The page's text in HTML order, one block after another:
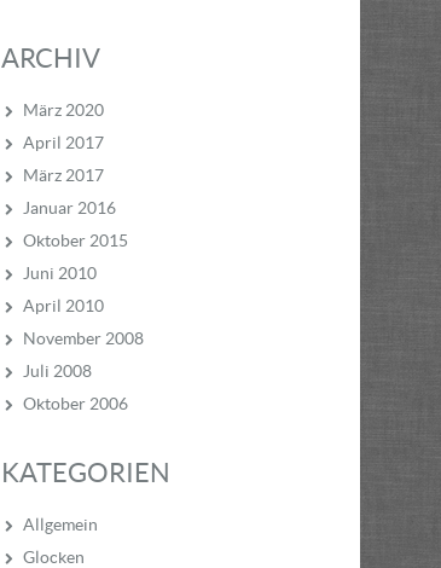
ARCHIV
März 2020
April 2017
März 2017
Januar 2016
Oktober 2015
Juni 2010
April 2010
November 2008
Juli 2008
Oktober 2006
KATEGORIEN
Allgemein
Glocken